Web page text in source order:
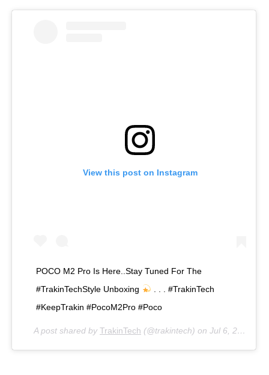
View this post on Instagram
POCO M2 Pro Is Here..Stay Tuned For The
#TrakinTechStyle Unboxing
. . . #TrakinTech
#KeepTrakin #PocoM2Pro #Poco
A post shared by TrakinTech (@trakintech) on Jul 6, 2020 at 2:55am PDT